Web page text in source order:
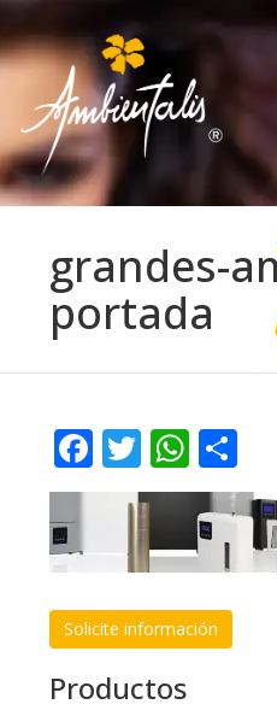
grandes-
portada
Facebook
Twitter
Solicite información
Productos